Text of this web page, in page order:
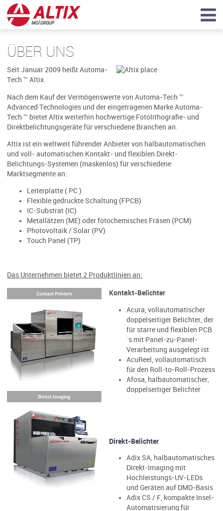
ÜBER UNS
Seit Januar 2009 heißt Automa-
Tech ™ Altix.
Nach dem Kauf der Vermögenswerte von Automa-Tech ™
Advanced Technologies und der eingetragenen Marke Automa-
Tech ™ bietet Altix weiterhin hochwertige Fotolithografie- und
Direktbelichtungsgeräte für verschiedene Branchen an.
Altix ist ein weltweit führender Anbieter von halbautomatischen
und voll- automatischen Kontakt- und flexiblen Direkt-
Belichtungs-Systemen (maskenlos) für verschiedene
Marktsegmente an:
Leiterplatte ( PC )
Flexible gedruckte Schaltung (FPCB)
IC-Substrat (IC)
Metallätzen (ME) oder fotochemisches Fräsen (PCM)
Photovoltaik / Solar (PV)
Touch Panel (TP)
Das Unternehmen bietet 2 Produktlinien an:
Kontakt-Belichter
Acura, vollautomatischer
doppelseitiger Belichter, der
für starre und flexiblen PCB
´s mit Panel-zu-Panel-
Verarbeitung ausgelegt ist
AcuReel, vollautomatisch
für den Roll-to-Roll-Prozess
Afosa, halbautomatischer,
doppelseitiger Belichter
Direkt-Belichter
Adix SA, halbautomatisches
Direkt-Imaging mit
Hochleistungs-UV-LEDs
und Geräten auf DMD-Basis
Adix CS / F, kompakte Insel-
Automatisierung für